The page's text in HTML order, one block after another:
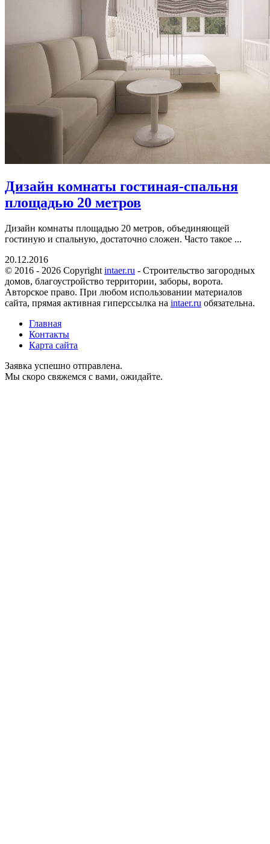
Дизайн комнаты гостиная-спальня
площадью 20 метров
Дизайн комнаты площадью 20 метров, объединяющей
гостиную и спальную, достаточно сложен. Часто такое ...
20.12.2016
© 2016 - 2026 Copyright intaer.ru - Cтроительство загородных
домов, благоустройство территории, заборы, ворота.
Авторское право. При любом использовании материалов
сайта, прямая активная гиперссылка на intaer.ru обязательна.
Главная
Контакты
Карта сайта
Заявка успешно отправлена.
Мы скоро свяжемся с вами, ожидайте.